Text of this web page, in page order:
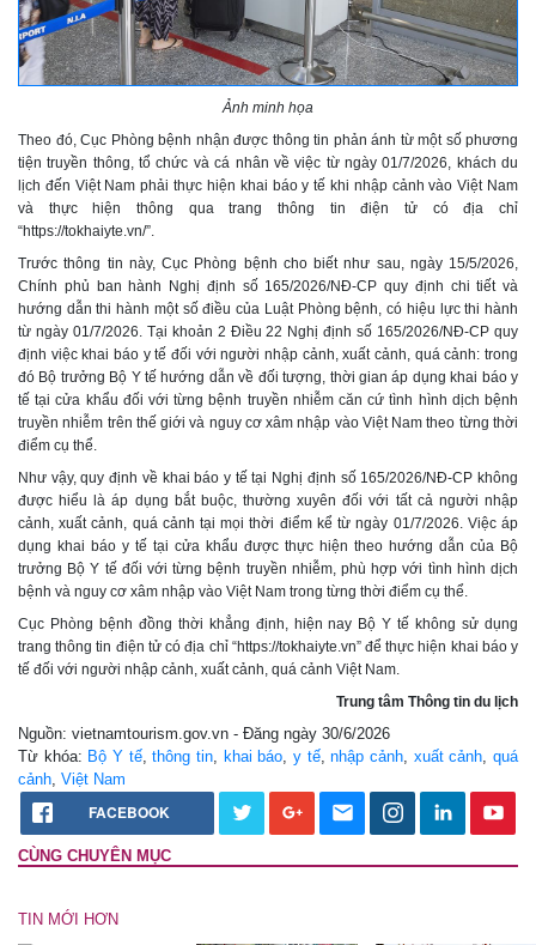
Ảnh minh họa
Theo đó, Cục Phòng bệnh nhận được thông tin phản ánh từ một số phương
tiện truyền thông, tổ chức và cá nhân về việc từ ngày 01/7/2026, khách du
lịch đến Việt Nam phải thực hiện khai báo y tế khi nhập cảnh vào Việt Nam
và thực hiện thông qua trang thông tin điện tử có địa chỉ
“https://tokhaiyte.vn/”.
Trước thông tin này, Cục Phòng bệnh cho biết như sau, ngày 15/5/2026,
Chính phủ ban hành Nghị định số 165/2026/NĐ-CP quy định chi tiết và
hướng dẫn thi hành một số điều của Luật Phòng bệnh, có hiệu lực thi hành
từ ngày 01/7/2026. Tại khoản 2 Điều 22 Nghị định số 165/2026/NĐ-CP quy
định việc khai báo y tế đối với người nhập cảnh, xuất cảnh, quá cảnh: trong
đó Bộ trưởng Bộ Y tế hướng dẫn về đối tượng, thời gian áp dụng khai báo y
tế tại cửa khẩu đối với từng bệnh truyền nhiễm căn cứ tình hình dịch bệnh
truyền nhiễm trên thế giới và nguy cơ xâm nhập vào Việt Nam theo từng thời
điểm cụ thể.
Như vậy, quy định về khai báo y tế tại Nghị định số 165/2026/NĐ-CP không
được hiểu là áp dụng bắt buộc, thường xuyên đối với tất cả người nhập
cảnh, xuất cảnh, quá cảnh tại mọi thời điểm kể từ ngày 01/7/2026. Việc áp
dụng khai báo y tế tại cửa khẩu được thực hiện theo hướng dẫn của Bộ
trưởng Bộ Y tế đối với từng bệnh truyền nhiễm, phù hợp với tình hình dịch
bệnh và nguy cơ xâm nhập vào Việt Nam trong từng thời điểm cụ thể.
Cục Phòng bệnh đồng thời khẳng định, hiện nay Bộ Y tế không sử dụng
trang thông tin điện tử có địa chỉ “https://tokhaiyte.vn” để thực hiện khai báo y
tế đối với người nhập cảnh, xuất cảnh, quá cảnh Việt Nam.
Trung tâm Thông tin du lịch
Nguồn: vietnamtourism.gov.vn - Đăng ngày 30/6/2026
Từ khóa: Bộ Y tế,thông tin, khai báo,y tế,nhập cảnh, xuất cảnh,quá
cảnh, Việt Nam
FACEBOOK
CÙNG CHUYÊN MỤC
TIN MỚI HƠN